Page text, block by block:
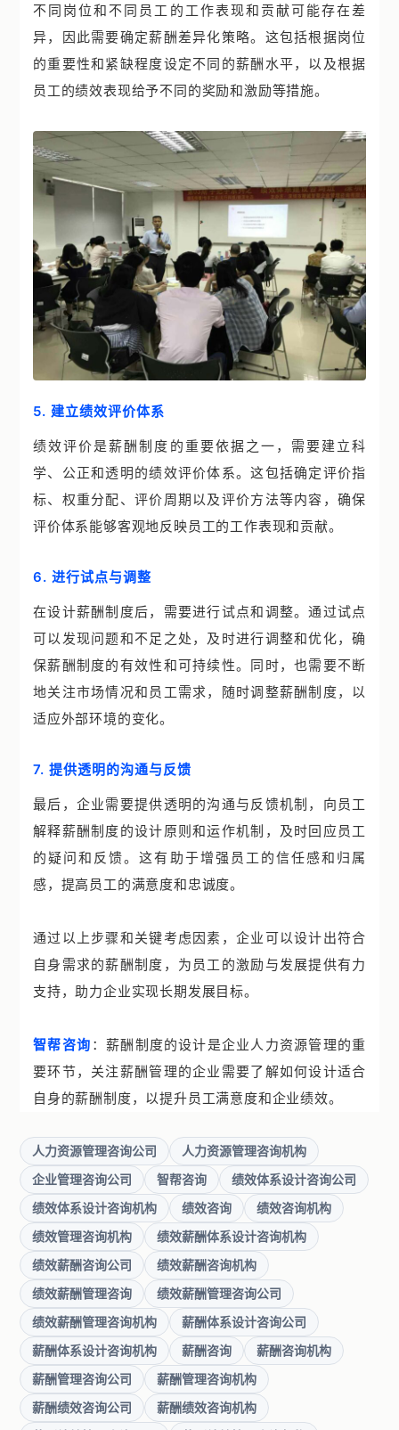
不同岗位和不同员工的工作表现和贡献可能存在差
异，因此需要确定薪酬差异化策略。这包括根据岗位
的重要性和紧缺程度设定不同的薪酬水平，以及根据
员工的绩效表现给予不同的奖励和激励等措施。
5. 建立绩效评价体系
绩效评价是薪酬制度的重要依据之一，需要建立科
学、公正和透明的绩效评价体系。这包括确定评价指
标、权重分配、评价周期以及评价方法等内容，确保
评价体系能够客观地反映员工的工作表现和贡献。
6. 进行试点与调整
在设计薪酬制度后，需要进行试点和调整。通过试点
可以发现问题和不足之处，及时进行调整和优化，确
保薪酬制度的有效性和可持续性。同时，也需要不断
地关注市场情况和员工需求，随时调整薪酬制度，以
适应外部环境的变化。
7. 提供透明的沟通与反馈
最后，企业需要提供透明的沟通与反馈机制，向员工
解释薪酬制度的设计原则和运作机制，及时回应员工
的疑问和反馈。这有助于增强员工的信任感和归属
感，提高员工的满意度和忠诚度。
通过以上步骤和关键考虑因素，企业可以设计出符合
自身需求的薪酬制度，为员工的激励与发展提供有力
支持，助力企业实现长期发展目标。
智帮咨询 ：薪酬制度的设计是企业人力资源管理的重
要环节，关注薪酬管理的企业需要了解如何设计适合
自身的薪酬制度，以提升员工满意度和企业绩效。
人力资源管理咨询公司
人力资源管理咨询机构
企业管理咨询公司
智帮咨询
绩效体系设计咨询公司
绩效体系设计咨询机构
绩效咨询
绩效咨询机构
绩效管理咨询机构
绩效薪酬体系设计咨询机构
绩效薪酬咨询公司
绩效薪酬咨询机构
绩效薪酬管理咨询
绩效薪酬管理咨询公司
绩效薪酬管理咨询机构
薪酬体系设计咨询公司
薪酬体系设计咨询机构
薪酬咨询
薪酬咨询机构
薪酬管理咨询公司
薪酬管理咨询机构
薪酬绩效咨询公司
薪酬绩效咨询机构